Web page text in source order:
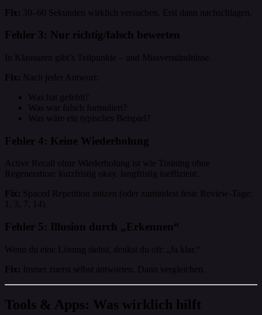
Fix: 30–60 Sekunden wirklich versuchen. Erst dann nachschlagen.
Fehler 3: Nur richtig/falsch bewerten
In Klausuren gibt’s Teilpunkte – und Missverständnisse.
Fix: Nach jeder Antwort:
Was hat gefehlt?
Was war falsch formuliert?
Was wäre ein typisches Beispiel?
Fehler 4: Keine Wiederholung
Active Recall ohne Wiederholung ist wie Training ohne
Regeneration: kurzfristig okay, langfristig ineffizient.
Fix: Spaced Repetition nutzen (oder zumindest feste Review-Tage:
1, 3, 7, 14).
Fehler 5: Illusion durch „Erkennen“
Wenn du eine Lösung siehst, denkst du oft: „Ja klar.“
Fix: Immer zuerst selbst antworten. Dann vergleichen.
Tools & Apps: Was wirklich hilft